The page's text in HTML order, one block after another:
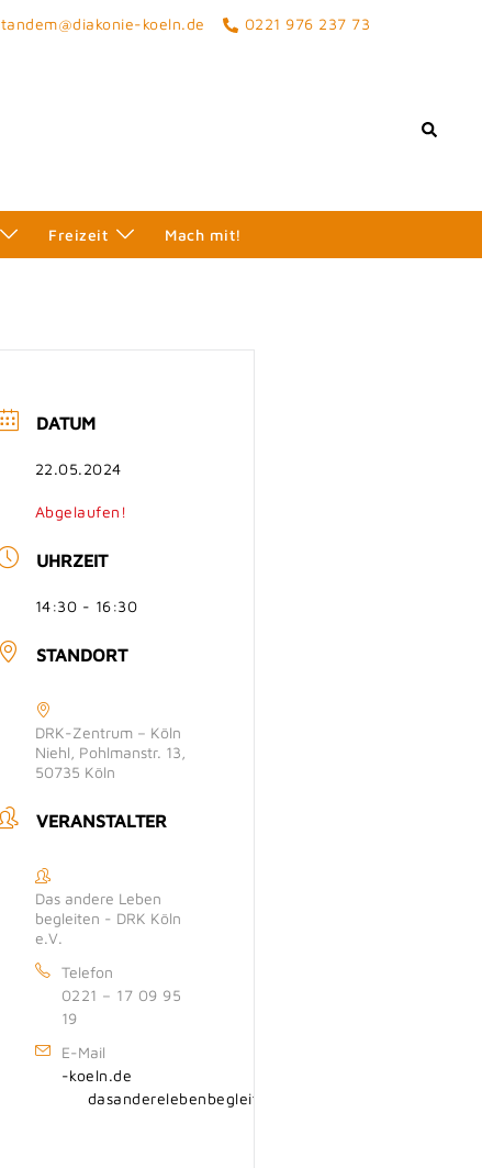
tandem@diakonie-koeln.de 0221 976 237 73
Search
Freizeit Mach mit!
DATUM
22.05.2024
Abgelaufen!
UHRZEIT
14:30 - 16:30
STANDORT
DRK-Zentrum – Köln
Niehl, Pohlmanstr. 13,
50735 Köln
VERANSTALTER
Das andere Leben
begleiten - DRK Köln
e.V.
Telefon
0221 – 17 09 95
19
E-Mail
ed.nl
eok-
tielg
ebneb
elere
dnasa
d